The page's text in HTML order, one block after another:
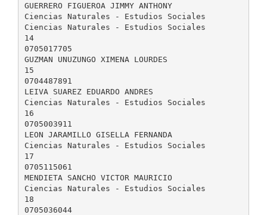
GUERRERO FIGUEROA JIMMY ANTHONY
Ciencias Naturales - Estudios Sociales
Ciencias Naturales - Estudios Sociales
14
0705017705
GUZMAN UNUZUNGO XIMENA LOURDES
15
0704487891
LEIVA SUAREZ EDUARDO ANDRES
Ciencias Naturales - Estudios Sociales
16
0705003911
LEON JARAMILLO GISELLA FERNANDA
Ciencias Naturales - Estudios Sociales
17
0705115061
MENDIETA SANCHO VICTOR MAURICIO
Ciencias Naturales - Estudios Sociales
18
0705036044